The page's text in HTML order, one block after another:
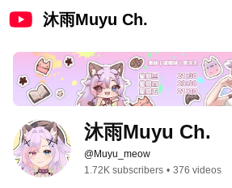
沐雨Muyu Ch.
沐雨Muyu Ch.
@Muyu_meow
1.72K subscribers • 376 videos